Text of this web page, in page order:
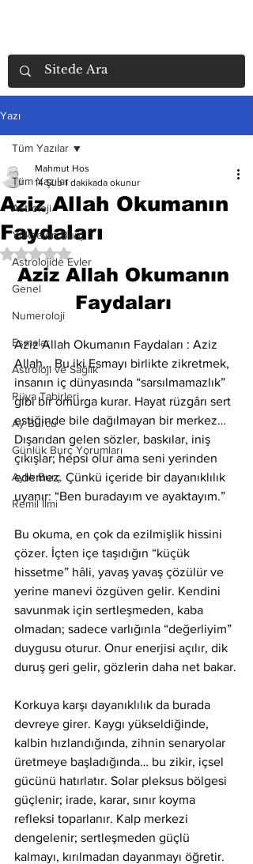
Yazı
Tüm Yazılar
Astroloji
Yükselen Burç
Astrolojide Evler
Genel
Numeroloji
Esmalar
Astroloji ve Sağlık
Rüya Tabirleri
Ay Burcu
Günlük Burç Yorumları
Aylık Burç
Remil İlmi
Tüm Yazılar
Aziz Allah Okumanın
Faydaları
Mahmut Hos
14 Şub 1 dakikada okunur
5 üzerinden NaN yıldız
Aziz Allah Okumanın
Faydaları
Aziz Allah Okumanın Faydaları : Aziz
Allah… Bu iki Esmayı birlikte zikretmek,
insanın iç dünyasında “sarsılmamazlık”
gibi bir omurga kurar. Hayat rüzgârı sert
estiğinde bile dağılmayan bir merkez…
Dışarıdan gelen sözler, baskılar, iniş
çıkışlar; hepsi olur ama seni yerinden
edemez. Çünkü içeride bir dayanıklılık
uyanır: “Ben buradayım ve ayaktayım.”
Bu okuma, en çok da ezilmişlik hissini
çözer. İçten içe taşıdığın “küçük
hissetme” hâli, yavaş yavaş çözülür ve
yerine manevi özgüven gelir. Kendini
savunmak için sertleşmeden, kaba
olmadan; sadece varlığınla “değerliyim”
duygusu oturur. Onur enerjisi açılır, dik
duruş geri gelir, gözlerin daha net bakar.
Korkuya karşı dayanıklılık da burada
devreye girer. Kaygı yükseldiğinde,
kalbin hızlandığında, zihnin senaryolar
üretmeye başladığında… bu zikir, içsel
gücünü hatırlatır. Solar pleksus bölgesi
güçlenir; irade, karar, sınır koyma
refleksi toparlanır. Kalp merkezi
dengelenir; sertleşmeden güçlü
kalmayı, kırılmadan dayanmayı öğretir.